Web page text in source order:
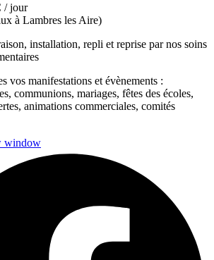
/ jour
à Lambres les Aire)
installation, repli et reprise par nos soins
vos manifestations et évènements :
communions, mariages, fêtes des écoles,
animations commerciales, comités
window